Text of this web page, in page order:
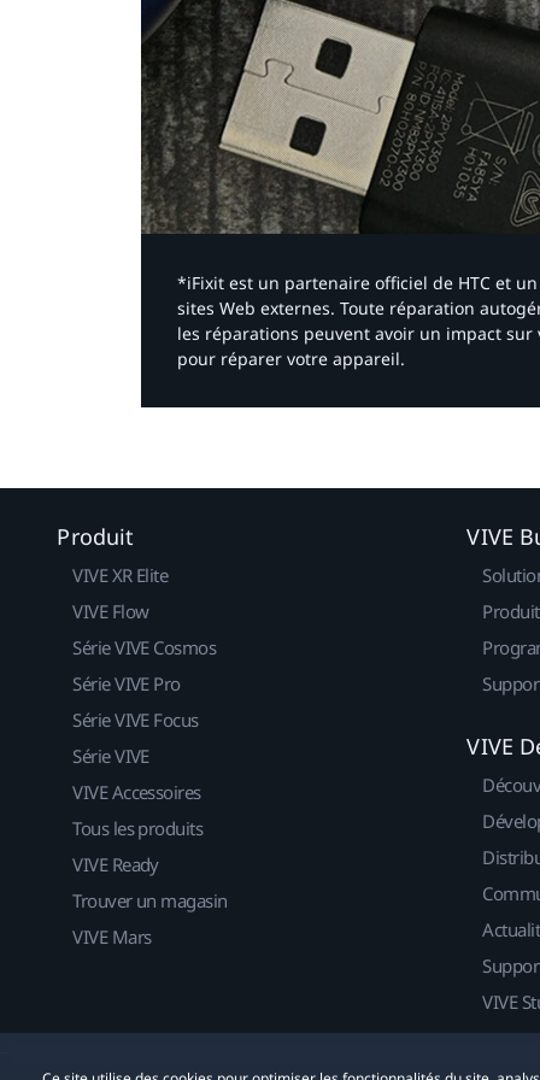
*iFixit est un partenaire officiel de HTC et
sites Web externes. Toute réparation
les réparations peuvent avoir un impact
pour réparer votre appareil.​
Produit
VIVE XR Elite
VIVE Flow
Série VIVE Cosmos
Série VIVE Pro
Série VIVE Focus
Série VIVE
VIVE Accessoires
Tous les produits
VIVE Ready
Trouver un magasin
VIVE Mars
VIVE
VIVE
VIVE